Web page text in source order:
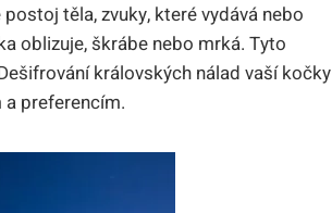
těla, zvuky, které vydává nebo
oblizuje, škrábe nebo mrká. Tyto
královských nálad vaší kočky
preferencím.